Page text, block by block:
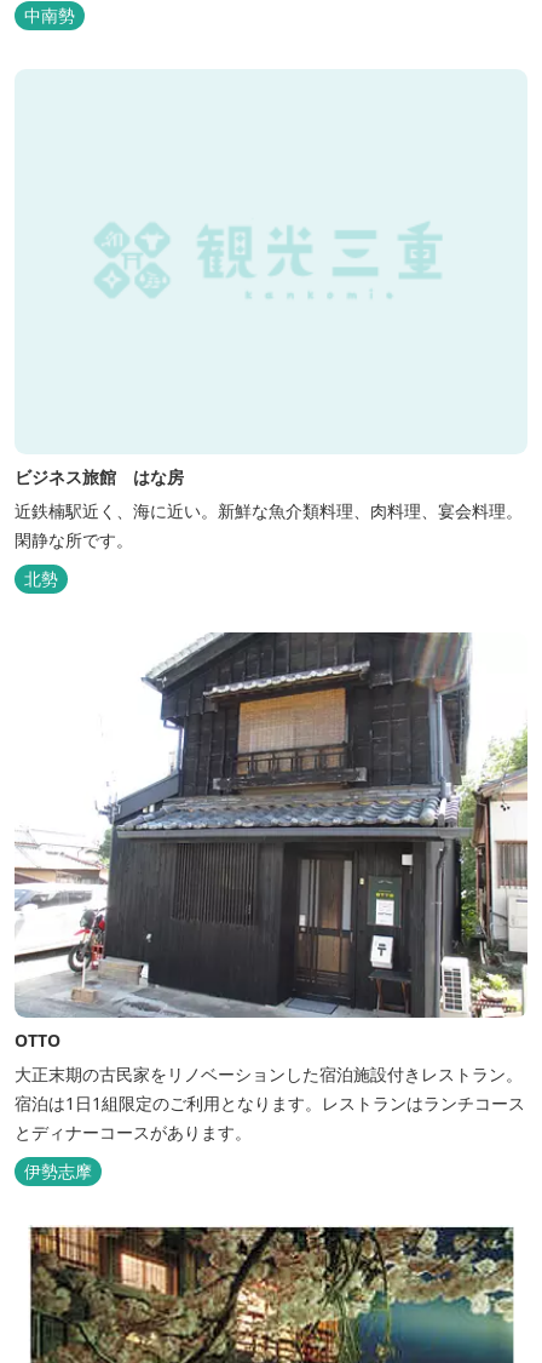
グ・山登りの後は、岩風呂風の露天風呂と地元産季節の野草を月替
メニューの野草風呂と打たせ湯で思いっきりリフレッシュしてくだ
さい。 森林浴に温泉浴でネイチャーセラピーしませんか。
中南勢
ビジネス旅館 はな房
近鉄楠駅近く、海に近い。新鮮な魚介類料理、肉料理、宴会料理。
閑静な所です。
北勢
OTTO
大正末期の古民家をリノベーションした宿泊施設付きレストラン。
宿泊は1日1組限定のご利用となります。レストランはランチコース
とディナーコースがあります。
伊勢志摩